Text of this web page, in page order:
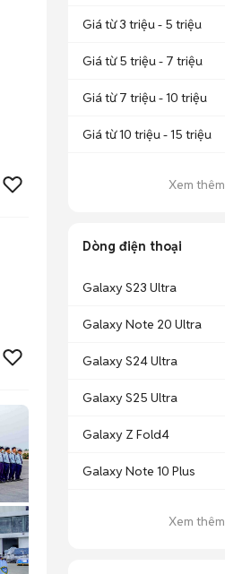
Giá từ 3 triệu - 5 triệu
Giá từ 5 triệu - 7 triệu
Giá từ 7 triệu - 10 triệu
Giá từ 10 triệu - 15 triệu
Xem thêm
Dòng điện thoại
Galaxy S23 Ultra
Galaxy Note 20 Ultra
Galaxy S24 Ultra
Galaxy S25 Ultra
Galaxy Z Fold4
Galaxy Note 10 Plus
Xem thêm